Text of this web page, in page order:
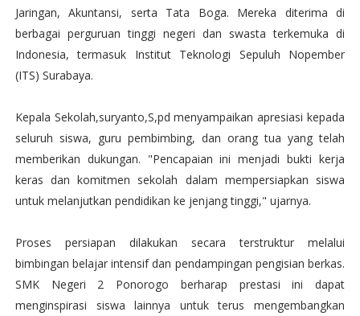
Jaringan, Akuntansi, serta Tata Boga. Mereka diterima di
berbagai perguruan tinggi negeri dan swasta terkemuka di
Indonesia, termasuk Institut Teknologi Sepuluh Nopember
(ITS) Surabaya.
Kepala Sekolah,suryanto,S,pd menyampaikan apresiasi kepada
seluruh siswa, guru pembimbing, dan orang tua yang telah
memberikan dukungan. "Pencapaian ini menjadi bukti kerja
keras dan komitmen sekolah dalam mempersiapkan siswa
untuk melanjutkan pendidikan ke jenjang tinggi," ujarnya.
Proses persiapan dilakukan secara terstruktur melalui
bimbingan belajar intensif dan pendampingan pengisian berkas.
SMK Negeri 2 Ponorogo berharap prestasi ini dapat
menginspirasi siswa lainnya untuk terus mengembangkan